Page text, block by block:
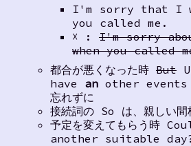
I'm sorry that I
you called me.
☓ : I'm sorry
when you called
都合が悪くなった時 But
have another
忘れずに
接続詞の So は、親しい間
予定を変えてもらう時
another suitable